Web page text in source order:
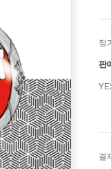
정
판
결